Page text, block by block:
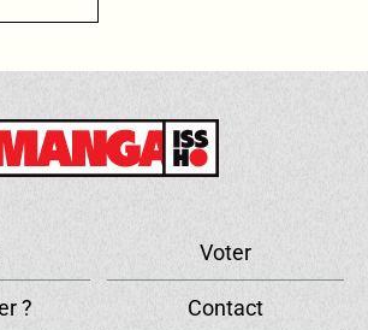
Voter
? Contact